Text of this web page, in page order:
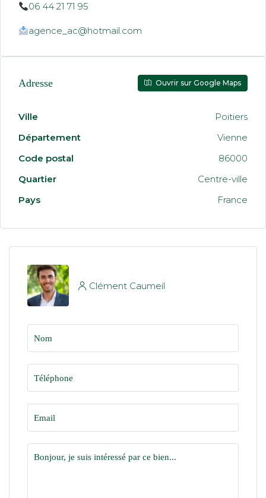
06 44 21 71 95
agence_ac@hotmail.com
Adresse Ouvrir sur Google Maps
Ville
Poitiers
Département
Vienne
Code postal
86000
Quartier
Centre-ville
Pays
France
Clément Caumeil